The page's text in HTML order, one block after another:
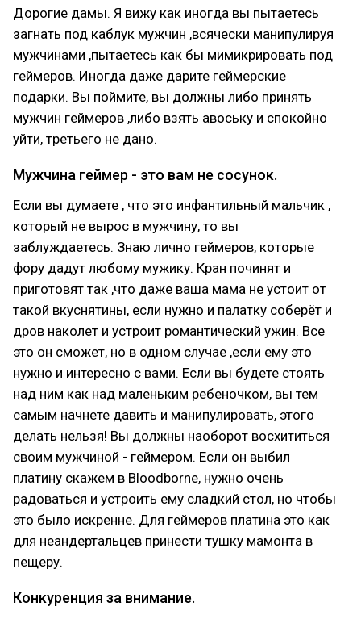
Дорогие дамы. Я вижу как иногда вы пытаетесь
загнать под каблук мужчин ,всячески манипулируя
мужчинами ,пытаетесь как бы мимикрировать под
геймеров. Иногда даже дарите геймерские
подарки. Вы поймите, вы должны либо принять
мужчин геймеров ,либо взять авоську и спокойно
уйти, третьего не дано.
Мужчина геймер - это вам не сосунок.
Если вы думаете , что это инфантильный мальчик ,
который не вырос в мужчину, то вы
заблуждаетесь. Знаю лично геймеров, которые
фору дадут любому мужику. Кран починят и
приготовят так ,что даже ваша мама не устоит от
такой вкуснятины, если нужно и палатку соберёт и
дров наколет и устроит романтический ужин. Все
это он сможет, но в одном случае ,если ему это
нужно и интересно с вами. Если вы будете стоять
над ним как над маленьким ребеночком, вы тем
самым начнете давить и манипулировать, этого
делать нельзя! Вы должны наоборот восхититься
своим мужчиной - геймером. Если он выбил
платину скажем в Bloodborne, нужно очень
радоваться и устроить ему сладкий стол, но чтобы
это было искренне. Для геймеров платина это как
для неандертальцев принести тушку мамонта в
пещеру.
Конкуренция за внимание.